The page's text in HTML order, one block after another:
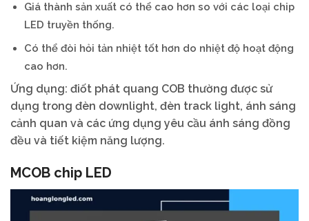
Giá thành sản xuất có thể cao hơn so với các loại chip
LED truyền thống.
Có thể đòi hỏi tản nhiệt tốt hơn do nhiệt độ hoạt động
cao hơn.
Ứng dụng: điốt phát quang COB thường được sử
dụng trong đèn downlight, đèn track light, ánh sáng
cảnh quan và các ứng dụng yêu cầu ánh sáng đồng
đều và tiết kiệm năng lượng.
MCOB chip LED